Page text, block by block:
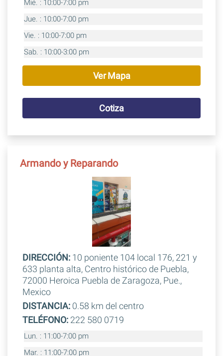
Mié. : 10:00-7:00 pm
Jue. : 10:00-7:00 pm
Vie. : 10:00-7:00 pm
Sab. : 10:00-3:00 pm
Ver Mapa
Cotiza
Armando y Reparando
DIRECCIÓN:10 poniente 104 local 176, 221 y
633 planta alta, Centro histórico de Puebla,
72000 Heroica Puebla de Zaragoza, Pue.,
Mexico
DISTANCIA:0.58 km del centro
TELÉFONO:222 580 0719
Lun. : 11:00-7:00 pm
Mar. : 11:00-7:00 pm